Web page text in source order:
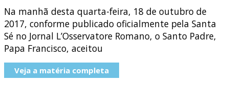
Na manhã desta quarta-feira, 18 de outubro de
2017, conforme publicado oficialmente pela Santa
Sé no Jornal L’Osservatore Romano, o Santo Padre,
Papa Francisco, aceitou
Veja a matéria completa